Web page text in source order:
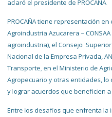
aclaró el presidente de PROCAÑA.
PROCAÑA tiene representación
Agroindustria Azucarera –
agroindustria), el Consejo
Nacional de la Empresa Privada,
Transporte, en el Ministerio de
Agropecuario y otras entidades,
y lograr acuerdos que beneficien
Entre los desafíos que enfrenta la